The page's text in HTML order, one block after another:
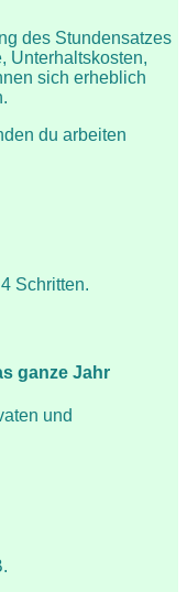
des Stundensatzes
Unterhaltskosten,
sich erheblich
du arbeiten
Schritten.
ganze Jahr
und